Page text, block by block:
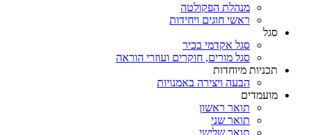
מנהלת הפקולטה
ראשי חוגים ויחידות
סגל
סגל אקדמי בכיר
סגל מורים, חוקרים ועוזרי הוראה
תכניות מיוחדות
הבעה ויצירה באמנויות
מועמדים
תואר ראשון
תואר שני
תואר שלישי